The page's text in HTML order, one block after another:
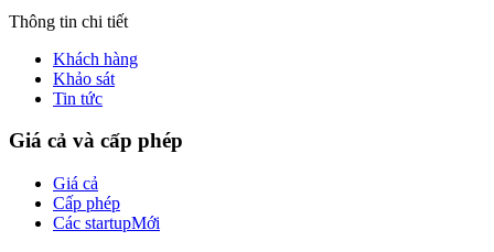
Thông tin chi tiết
Khách hàng
Khảo sát
Tin tức
Giá cả và cấp phép
Giá cả
Cấp phép
Các startupMới